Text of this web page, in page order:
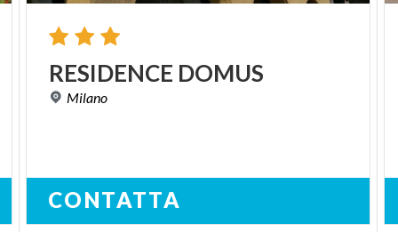
RESIDENCE DOMUS
Milano
CONTATTA